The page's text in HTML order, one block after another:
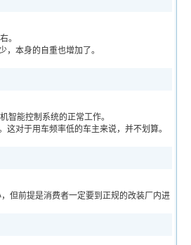
。
本身的自重也增加了。
能控制系统的正常工作。
对于用车频率低的车主来说，并不划算。
但前提是消费者一定要到正规的改装厂内进